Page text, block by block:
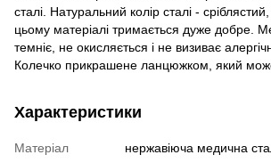
сталі. Натуральний колір сталі -
цьому матеріалі тримається дуже добре.
темніє, не окисляється і не визиває
Колечко прикрашене ланцюжком, який
Характеристики
Матеріал
нержавіюча медична